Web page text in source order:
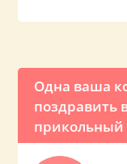
Одна ваша
поздравить
прикольный